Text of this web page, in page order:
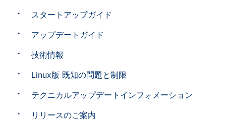
スタートアップガイド
アップデートガイド
技術情報
Linux版 既知の問題と制限
テクニカルアップデートインフォメーション
リリースのご案内